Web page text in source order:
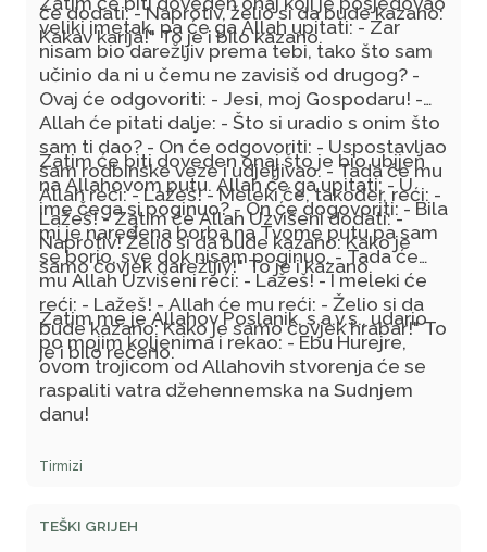
Bejheki, br.3042.)
će dodati: - Naprotiv, želio si da bude kazano:
Kakav karija!" To je i bilo kazano.
veliki imetak, pa će ga Allah upitati: - Zar
nisam bio darežljiv prema tebi, tako što sam
učinio da ni u čemu ne zavisiš od drugog? -
Ovaj će odgovoriti: - Jesi, moj Gospodaru! -
Allah će pitati dalje: - Što si uradio s onim što
sam ti dao? - On će odgovoriti: - Uspostavljao
sam rodbinske veze i udjeljivao. - Tada će mu
Allah reći: - Lažeš! - Meleki će, također, reći: -
Lažeš! - Zatim će Allah Uzvišeni dodati: -
Naprotiv! Želio si da bude kazano: Kako je
samo čovjek darežljiv!" To je i kazano.
Zatim će biti doveden onaj što je bio ubijen
na Allahovom putu. Allah će ga upitati: - U
ime čega si poginuo? - On će dogovoriti: - Bila
mi je naređena borba na Tvome putu pa sam
se borio, sve dok nisam poginuo. - Tada će
mu Allah Uzvišeni reći: - Lažeš! - I meleki će
reći: - Lažeš! - Allah će mu reći: - Želio si da
bude kazano: Kako je samo čovjek hrabar!" To
je i bilo rečeno.
Zatim me je Allahov Poslanik, s.a.v.s., udario
po mojim koljenima i rekao: - Ebu Hurejre,
ovom trojicom od Allahovih stvorenja će se
raspaliti vatra džehennemska na Sudnjem
danu!
Tirmizi
TEŠKI GRIJEH